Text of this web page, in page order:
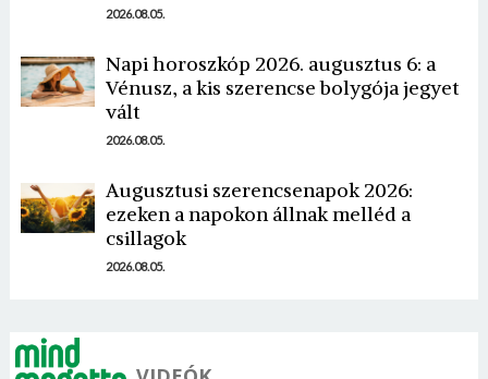
2026.08.05.
Napi horoszkóp 2026. augusztus 6: a
Vénusz, a kis szerencse bolygója jegyet
vált
2026.08.05.
Augusztusi szerencsenapok 2026:
ezeken a napokon állnak melléd a
csillagok
2026.08.05.
Borsonline bejelentkezés
E-mail cím vagy felhasználónév
Jelszó